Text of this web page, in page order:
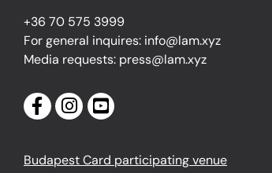
+36 70 575 3999
For general inquires: info@lam.xyz
Media requests: press@lam.xyz
Budapest Card participating venue